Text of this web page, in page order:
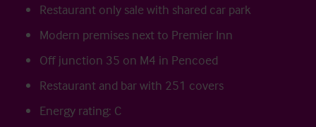
Restaurant only sale with shared car park
Modern premises next to Premier Inn
Off junction 35 on M4 in Pencoed
Restaurant and bar with 251 covers
Energy rating: C